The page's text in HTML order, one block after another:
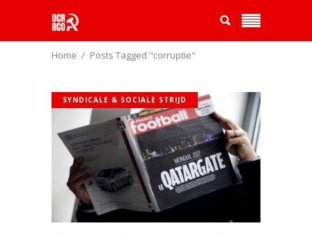
Home Posts Tagged "corruptie"
SYNDICALE & SOCIALE STRIJD